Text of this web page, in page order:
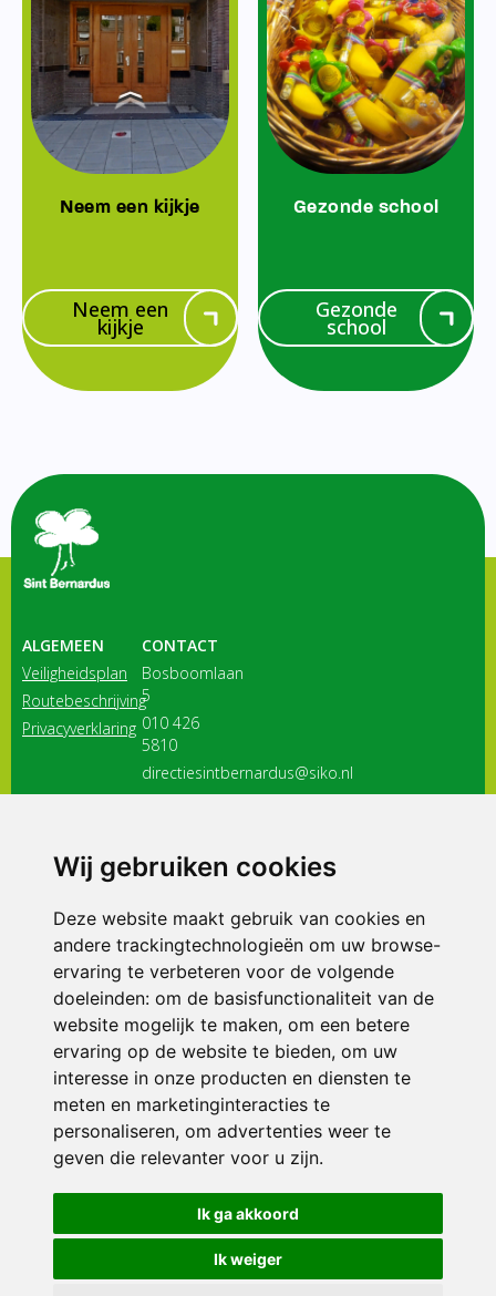
Wij gebruiken cookies
Deze website maakt gebruik van cookies en
andere trackingtechnologieën om uw browse-
ervaring te verbeteren voor de volgende
doeleinden: om de basisfunctionaliteit van de
website mogelijk te maken, om een betere
ervaring op de website te bieden, om uw
interesse in onze producten en diensten te
meten en marketinginteracties te
personaliseren, om advertenties weer te
geven die relevanter voor u zijn.
Ik ga akkoord
Ik weiger
Neem een kijkje
Neem een
kijkje
Gezonde school
Gezonde
school
ALGEMEEN
Veiligheidsplan
Routebeschrijving
Privacyverklaring
CONTACT
Bosboomlaan
5
010 426
5810
directiesintbernardus@siko.nl
3116 JB
ONDERDEEL VAN
© 2026 Sint Bernardus | Alle rechten voorbehouden
Privacy policy|Disclaimer| Klachtenregeling|RSIN en Anbi
voorkeuren
Crealisatie The MindOffice